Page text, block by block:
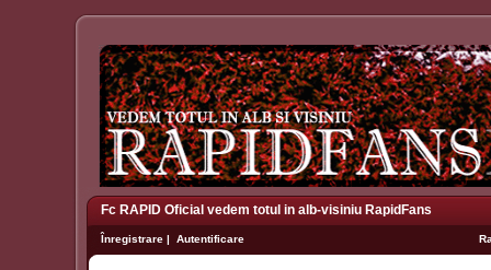
Fc RAPID Oficial vedem totul in alb-visiniu RapidFans
Înregistrare | Autentificare